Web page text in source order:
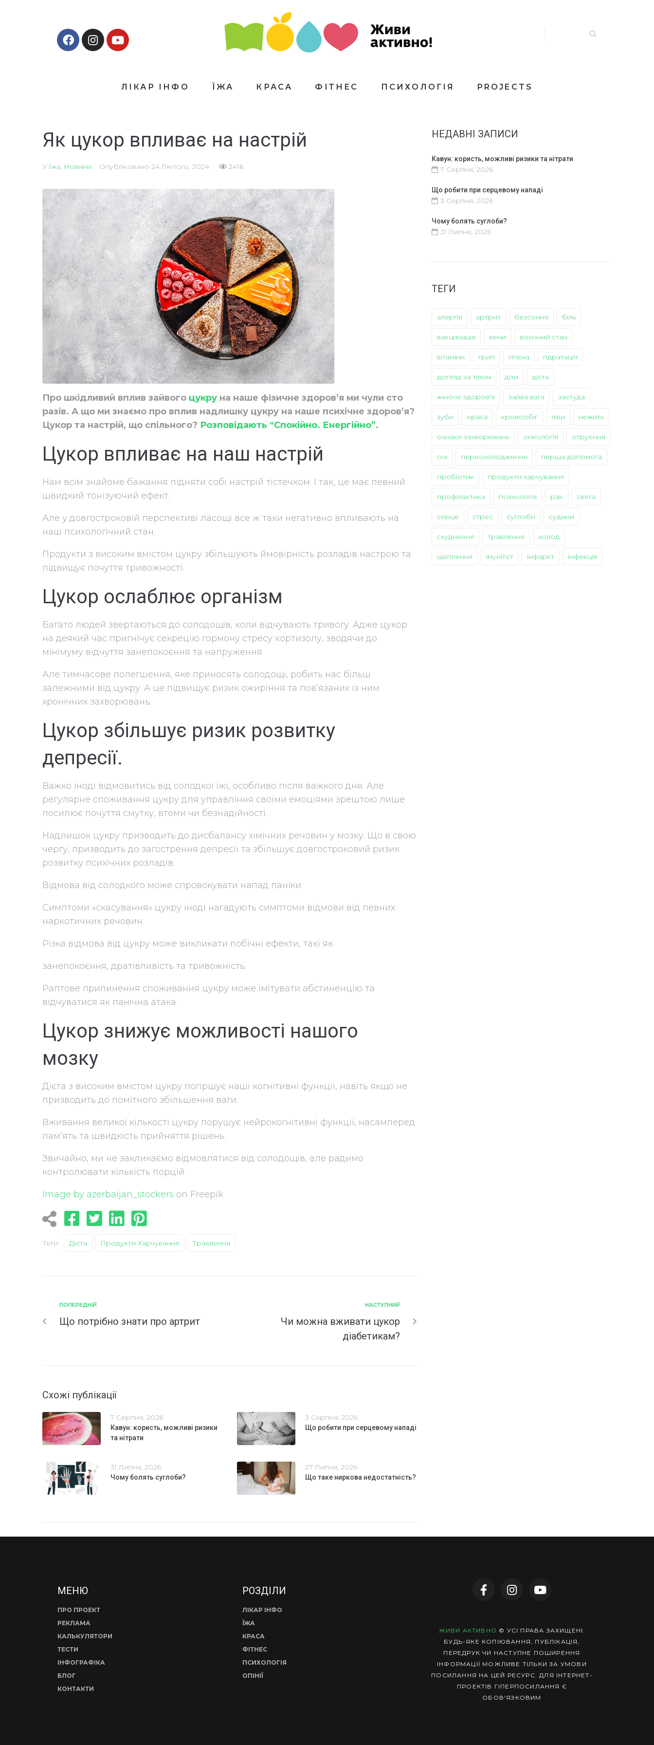
ЛІКАР ІНФО ЇЖА КРАСА ФІТНЕС ПСИХОЛОГІЯ PROJECTS
Як цукор впливає на настрій
У Їжа, Новини Опубліковано 24 Лютого, 2024 2416
Про шкідливий вплив зайвого цукру на наше фізичне здоров’я ми чули сто
разів. А що ми знаємо про вплив надлишку цукру на наше психічне здоров’я?
Цукор та настрій, що спільного? Розповідають “Спокійно. Енергійно”.
Цукор впливає на наш настрій
Нам всім знайоме бажання підняти собі настрій тістечком. І так, це має певний
швидкий тонізуючий ефект.
Але у довгостроковій перспективі ласощі все ж таки негативно впливають на
наш психологічний стан.
Продукти з високим вмістом цукру збільшують ймовірність розладів настрою та
підвищує почуття тривожності.
Цукор ослаблює організм
Багато людей звертаються до солодощів, коли відчувають тривогу. Адже цукор
на деякий час пригнічує секрецію гормону стресу кортизолу, зводячи до
мінімуму відчуття занепокоєння та напруження.
Але тимчасове полегшення, яке приносять солодощі, робить нас більш
залежними від цукру. А це підвищує ризик ожиріння та пов’язаних із ним
хронічних захворювань.
Цукор збільшує ризик розвитку
депресії.
Важко іноді відмовитись від солодкої їжі, особливо після важкого дня. Але
регулярне споживання цукру для управління своїми емоціями зрештою лише
посилює почуття смутку, втоми чи безнадійності.
Надлишок цукру призводить до дисбалансу хімічних речовин у мозку. Що в свою
чергу, призводить до загострення депресії та збільшує довгостроковий ризик
розвитку психічних розладів.
Відмова від солодкого може спровокувати напад паніки
Симптоми «скасування» цукру іноді нагадують симптоми відмови від певних
наркотичних речовин.
Різка відмова від цукру може викликати побічні ефекти, такі як
занепокоєння, дратівливість та тривожність.
Раптове припинення споживання цукру може імітувати абстиненцію та
відчуватися як панічна атака.
Цукор знижує можливості нашого
мозку
Дієта з високим вмістом цукру погіршує наші когнітивні функції, навіть якщо не
призводить до помітного збільшення ваги.
Вживання великої кількості цукру порушує нейрокогнітивні функції, насамперед
пам’ять та швидкість прийняття рішень.
Звичайно, ми не закликаємо відмовлятися від солодощів, але радимо
контролювати кількість порцій.
Image by azerbaijan_stockers on Freepik
Теги: Дієта Продукти Харчування Травлення
ПОПЕРЕДНІЙ
Що потрібно знати про артрит
НАСТУПНИЙ
Чи можна вживати цукор
діабетикам?
Схожі публікації
7 Серпня, 2026
Кавун: користь, можливі ризики
та нітрати
3 Серпня, 2026
Що робити при серцевому нападі
31 Липня, 2026
Чому болять суглоби?
27 Липня, 2026
Що таке ниркова недостатність?
НЕДАВНІ ЗАПИСИ
Кавун: користь, можливі ризики та нітрати
7 Серпня, 2026
Що робити при серцевому нападі
3 Серпня, 2026
Чому болять суглоби?
31 Липня, 2026
ТЕГИ
алергія артрит безсоння біль
вакцинація вени воєнний стан
вітаміни грип гігієна гідратація
догляд за тілом діти дієта
жіноче здоров'я зайва вага застуда
зуби краса кровообіг ліки нежить
ознаки захворювань онкологія отруєння
очі переохолодження перша допомога
пробіотик продукти харчування
профілактика психологія рак свята
серце стрес суглоби судини
схуднення травлення холод
щеплення імунітет інфаркт інфекція
МЕНЮ
ПРО ПРОЕКТ
РЕКЛАМА
КАЛЬКУЛЯТОРИ
ТЕСТИ
ІНФОГРАФІКА
БЛОГ
КОНТАКТИ
РОЗДІЛИ
ЛІКАР ІНФО
ЇЖА
КРАСА
ФІТНЕС
ПСИХОЛОГІЯ
ОПІНІЇ
ЖИВИ АКТИВНО © УСІ ПРАВА ЗАХИЩЕНІ.
БУДЬ-ЯКЕ КОПІЮВАННЯ, ПУБЛІКАЦІЯ,
ПЕРЕДРУК ЧИ НАСТУПНЕ ПОШИРЕННЯ
ІНФОРМАЦІЇ МОЖЛИВЕ ТІЛЬКИ ЗА УМОВИ
ПОСИЛАННЯ НА ЦЕЙ РЕСУРС. ДЛЯ ІНТЕРНЕТ-
ПРОЕКТІВ ГІПЕРПОСИЛАННЯ Є
ОБОВ'ЯЗКОВИМ